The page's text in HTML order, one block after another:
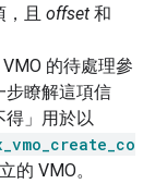
且 offset 和
的待處理參
步瞭解這項信
得」用於以
的 VMO。